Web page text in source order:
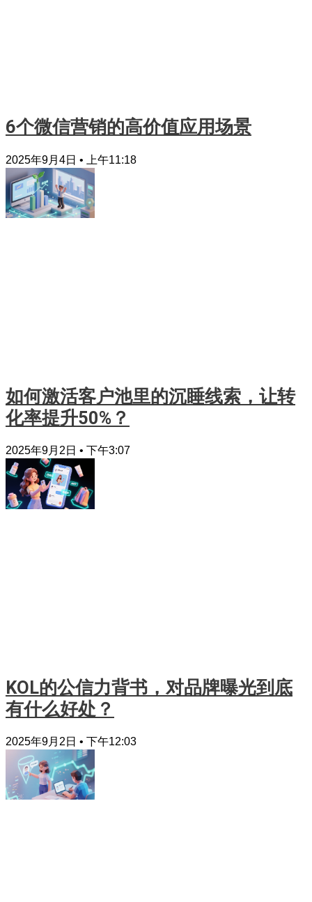
6个微信营销的高价值应用场景
2025年9月4日 上午11:18
如何激活客户池里的沉睡线索，让转
化率提升50%？
2025年9月2日 下午3:07
KOL的公信力背书，对品牌曝光到底
有什么好处？
2025年9月2日 下午12:03